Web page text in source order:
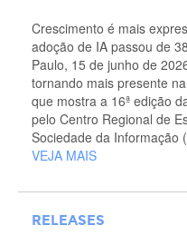
Crescimento é mais
adoção de IA passou de
Paulo, 15 de junho de
tornando mais presente
que mostra a 16ª edição
pelo Centro Regional de
Sociedade da Informação
VEJA MAIS
RELEASES